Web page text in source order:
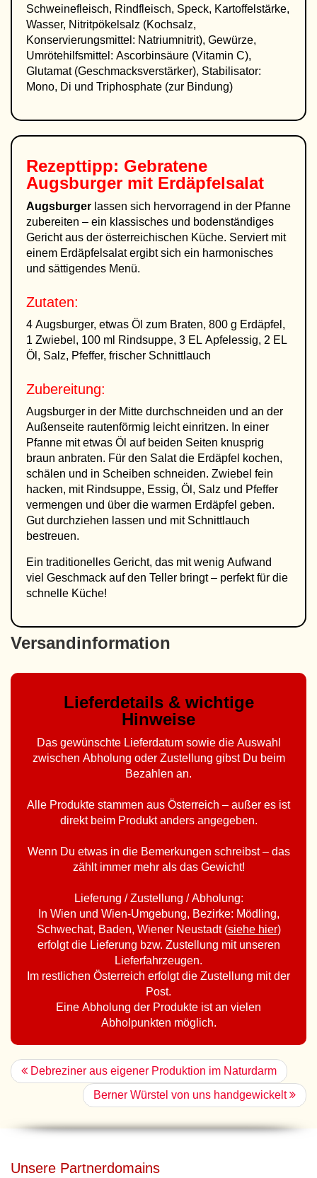
Schweinefleisch, Rindfleisch, Speck, Kartoffelstärke,
Wasser, Nitritpökelsalz (Kochsalz,
Konservierungsmittel: Natriumnitrit), Gewürze,
Umrötehilfsmittel: Ascorbinsäure (Vitamin C),
Glutamat (Geschmacksverstärker), Stabilisator:
Mono, Di und Triphosphate (zur Bindung)
Rezepttipp: Gebratene
Augsburger mit Erdäpfelsalat
Augsburger lassen sich hervorragend in der Pfanne
zubereiten – ein klassisches und bodenständiges
Gericht aus der österreichischen Küche. Serviert mit
einem Erdäpfelsalat ergibt sich ein harmonisches
und sättigendes Menü.
Zutaten:
4 Augsburger, etwas Öl zum Braten, 800 g Erdäpfel,
1 Zwiebel, 100 ml Rindsuppe, 3 EL Apfelessig, 2 EL
Öl, Salz, Pfeffer, frischer Schnittlauch
Zubereitung:
Augsburger in der Mitte durchschneiden und an der
Außenseite rautenförmig leicht einritzen. In einer
Pfanne mit etwas Öl auf beiden Seiten knusprig
braun anbraten. Für den Salat die Erdäpfel kochen,
schälen und in Scheiben schneiden. Zwiebel fein
hacken, mit Rindsuppe, Essig, Öl, Salz und Pfeffer
vermengen und über die warmen Erdäpfel geben.
Gut durchziehen lassen und mit Schnittlauch
bestreuen.
Ein traditionelles Gericht, das mit wenig Aufwand
viel Geschmack auf den Teller bringt – perfekt für die
schnelle Küche!
Versandinformation
Lieferdetails & wichtige
Hinweise
Das gewünschte Lieferdatum sowie die Auswahl
zwischen Abholung oder Zustellung gibst Du beim
Bezahlen an.
Alle Produkte stammen aus Österreich – außer es ist
direkt beim Produkt anders angegeben.
Wenn Du etwas in die Bemerkungen schreibst – das
zählt immer mehr als das Gewicht!
Lieferung / Zustellung / Abholung:
In Wien und Wien-Umgebung, Bezirke: Mödling,
Schwechat, Baden, Wiener Neustadt (siehe hier)
erfolgt die Lieferung bzw. Zustellung mit unseren
Lieferfahrzeugen.
Im restlichen Österreich erfolgt die Zustellung mit der
Post.
Eine Abholung der Produkte ist an vielen
Abholpunkten möglich.
Debreziner aus eigener Produktion im Naturdarm
Berner Würstel von uns handgewickelt
Unsere Partnerdomains